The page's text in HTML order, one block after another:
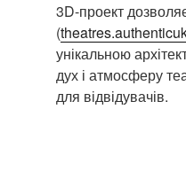
3D-проект
(
унікальною
дух і атмосферу
для відвідувачів.